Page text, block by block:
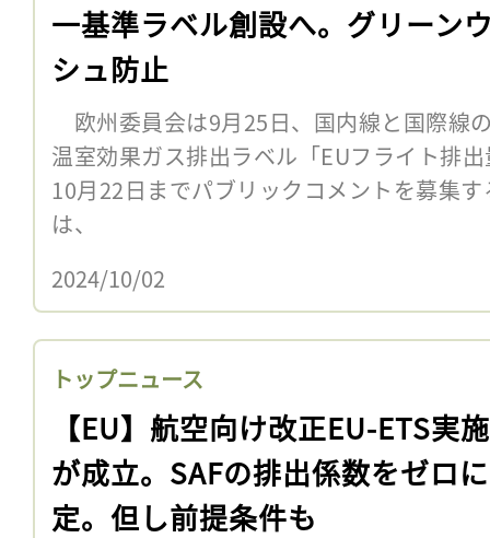
一基準ラベル創設へ。グリーン
シュ防止
欧州委員会は9月25日、国内線と国際線
温室効果ガス排出ラベル「EUフライト排
10月22日までパブリックコメントを募集
は、
2024/10/02
トップニュース
【EU】航空向け改正EU-ETS実
が成立。SAFの排出係数をゼロ
定。但し前提条件も